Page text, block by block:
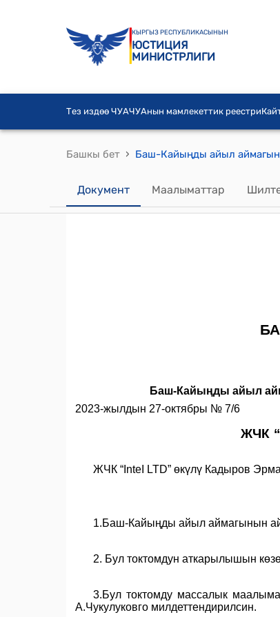
КЫРГЫЗ РЕСПУБЛИКАСЫНЫН
ЮСТИЦИЯ
МИНИСТРЛИГИ
Тез издөө ЧУАЧУАнын мамлекеттик реестри
Башкы бет ›
Документ Маалыматтар